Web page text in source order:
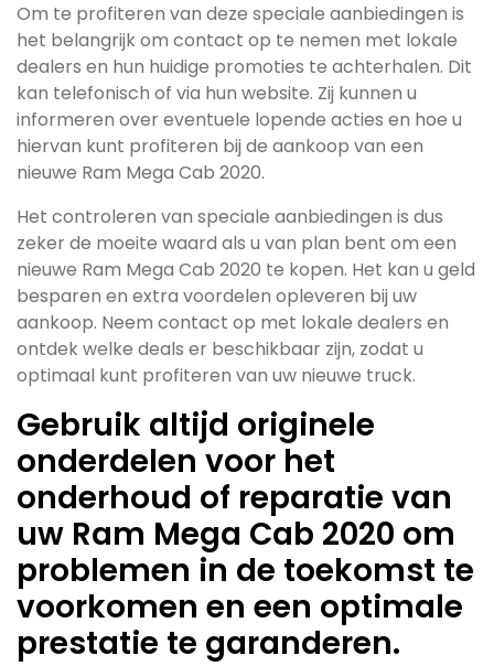
Om te profiteren van deze speciale aanbiedingen is
het belangrijk om contact op te nemen met lokale
dealers en hun huidige promoties te achterhalen. Dit
kan telefonisch of via hun website. Zij kunnen u
informeren over eventuele lopende acties en hoe u
hiervan kunt profiteren bij de aankoop van een
nieuwe Ram Mega Cab 2020.
Het controleren van speciale aanbiedingen is dus
zeker de moeite waard als u van plan bent om een
nieuwe Ram Mega Cab 2020 te kopen. Het kan u geld
besparen en extra voordelen opleveren bij uw
aankoop. Neem contact op met lokale dealers en
ontdek welke deals er beschikbaar zijn, zodat u
optimaal kunt profiteren van uw nieuwe truck.
Gebruik altijd originele
onderdelen voor het
onderhoud of reparatie van
uw Ram Mega Cab 2020 om
problemen in de toekomst te
voorkomen en een optimale
prestatie te garanderen.